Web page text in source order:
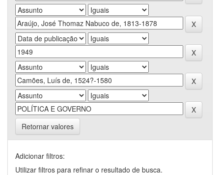
Retornar valores
Adicionar filtros:
Utilizar filtros para refinar o resultado de busca.